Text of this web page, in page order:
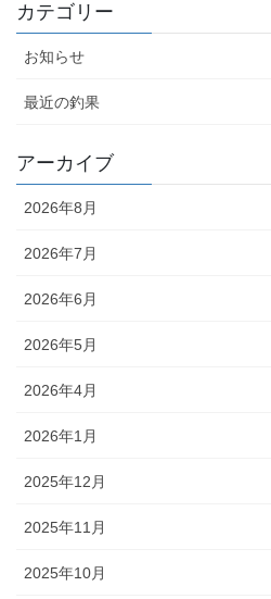
カテゴリー
お知らせ
最近の釣果
アーカイブ
2026年8月
2026年7月
2026年6月
2026年5月
2026年4月
2026年1月
2025年12月
2025年11月
2025年10月